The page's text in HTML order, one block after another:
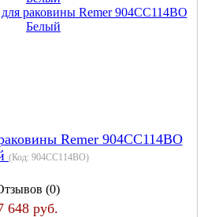
Remer 904CC114BO
(Код: 904CC114BO)
(0)
648 руб.